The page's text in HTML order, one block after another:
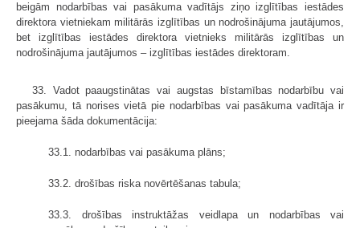
beigām nodarbības vai pasākuma vadītājs ziņo izglītības iestādes
direktora vietniekam militārās izglītības un nodrošinājuma jautājumos,
bet izglītības iestādes direktora vietnieks militārās izglītības un
nodrošinājuma jautājumos – izglītības iestādes direktoram.
33. Vadot paaugstinātas vai augstas bīstamības nodarbību vai
pasākumu, tā norises vietā pie nodarbības vai pasākuma vadītāja ir
pieejama šāda dokumentācija:
33.1. nodarbības vai pasākuma plāns;
33.2. drošības riska novērtēšanas tabula;
33.3. drošības instruktāžas veidlapa un nodarbības vai